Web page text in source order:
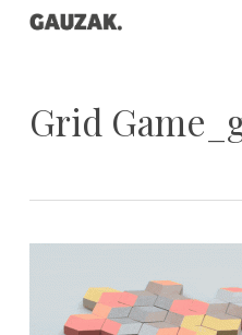
Skip
Grid